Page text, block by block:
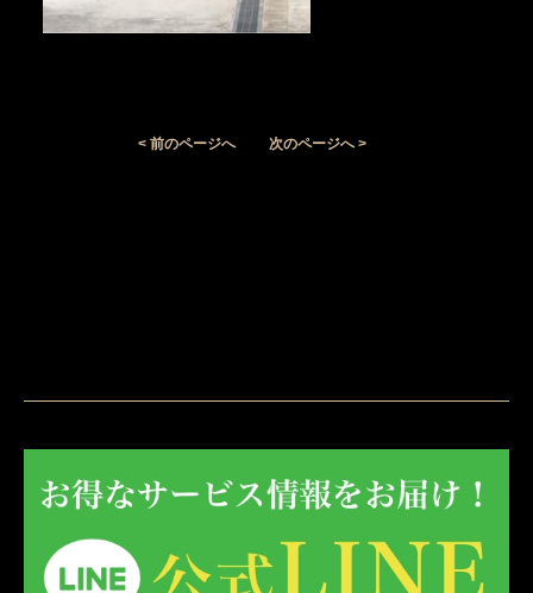
< 前のページへ 次のページへ >